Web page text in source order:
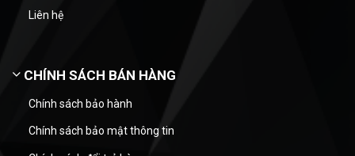
Liên hệ
CHÍNH SÁCH BÁN HÀNG
Chính sách bảo hành
Chính sách bảo mật thông tin